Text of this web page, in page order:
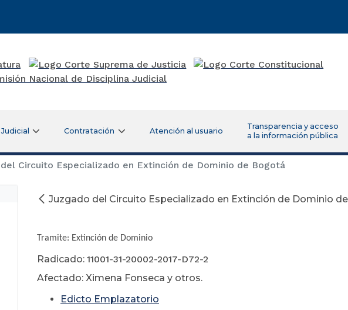
Contratación Atención al usuario
Transparencia y acceso
a la información pública
Circuito Especializado en Extinción de Dominio de Bogotá
Juzgado del Circuito Especializado en Extinción de Dominio
Octubre 10
Tramite: Extinción de Dominio
Radicado: 11001-31-20002-2017-D72-2
Afectado: Ximena Fonseca y otros.
Edicto Emplazatorio